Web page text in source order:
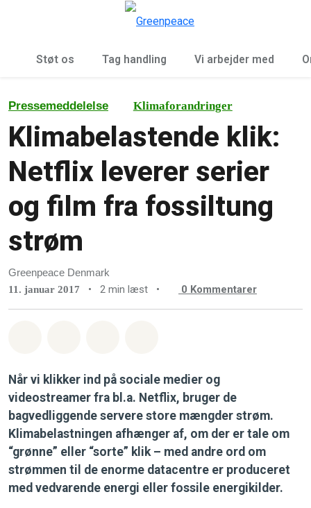
Støt os Tag handling Vi arbejder med
Pressemeddelelse Klimaforandringer
Klimabelastende klik:
Netflix leverer serier
og film fra fossiltung
strøm
Greenpeace Denmark
11. januar 2017 • 2 min læst • 0 Kommentarer
Når vi klikker ind på sociale medier og
videostreamer fra bl.a. Netflix, bruger de
bagvedliggende servere store mængder strøm.
Klimabelastningen afhænger af, om der er tale om
“grønne” eller “sorte” klik – med andre ord om
strømmen til de enorme datacentre er produceret
med vedvarende energi eller fossile energikilder.